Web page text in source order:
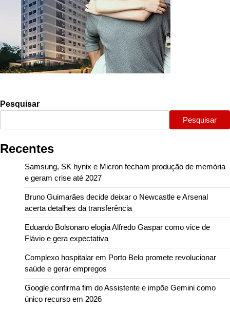
Pesquisar
Pesquisar
Recentes
Samsung, SK hynix e Micron fecham produção de memória
e geram crise até 2027
Bruno Guimarães decide deixar o Newcastle e Arsenal
acerta detalhes da transferência
Eduardo Bolsonaro elogia Alfredo Gaspar como vice de
Flávio e gera expectativa
Complexo hospitalar em Porto Belo promete revolucionar
saúde e gerar empregos
Google confirma fim do Assistente e impõe Gemini como
único recurso em 2026